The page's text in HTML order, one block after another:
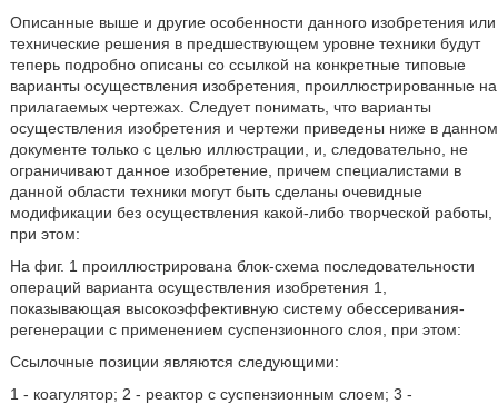
Описанные выше и другие особенности данного изобретения или
технические решения в предшествующем уровне техники будут
теперь подробно описаны со ссылкой на конкретные типовые
варианты осуществления изобретения, проиллюстрированные на
прилагаемых чертежах. Следует понимать, что варианты
осуществления изобретения и чертежи приведены ниже в данном
документе только с целью иллюстрации, и, следовательно, не
ограничивают данное изобретение, причем специалистами в
данной области техники могут быть сделаны очевидные
модификации без осуществления какой-либо творческой работы,
при этом:
На фиг. 1 проиллюстрирована блок-схема последовательности
операций варианта осуществления изобретения 1,
показывающая высокоэффективную систему обессеривания-
регенерации с применением суспензионного слоя, при этом:
Ссылочные позиции являются следующими:
1 - коагулятор; 2 - реактор с суспензионным слоем; 3 -